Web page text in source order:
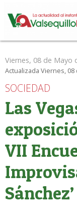
Viernes, 08 de Mayo
Actualizada Viernes, 08
SOCIEDAD
Las
VII
Sánchez’